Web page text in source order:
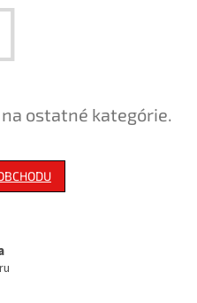
ostatné kategórie.